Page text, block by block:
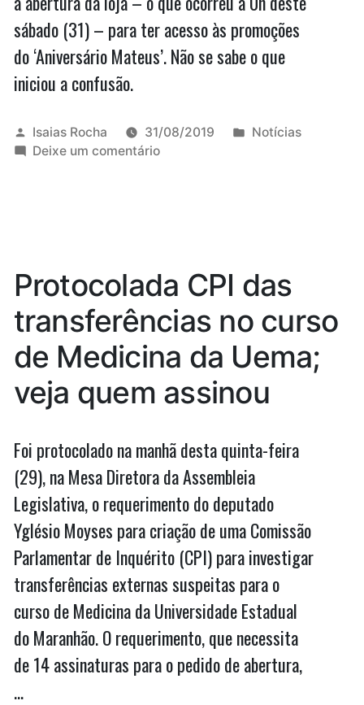
sábado (31) – para ter acesso às promoções
do ‘Aniversário Mateus’. Não se sabe o que
iniciou a confusão.
Publicado
por
Isaias Rocha 31/08/2019
Publicado
Notícias
Deixe um comentárioem
Mateus’
Protocolada CPI das
transferências no curso
de Medicina da Uema;
veja quem assinou
Foi protocolado na manhã desta quinta-feira
(29), na Mesa Diretora da Assembleia
Legislativa, o requerimento do deputado
Yglésio Moyses para criação de uma Comissão
Parlamentar de Inquérito (CPI) para investigar
transferências externas suspeitas para o
curso de Medicina da Universidade Estadual
do Maranhão. O requerimento, que necessita
de 14 assinaturas para o pedido de abertura,
…